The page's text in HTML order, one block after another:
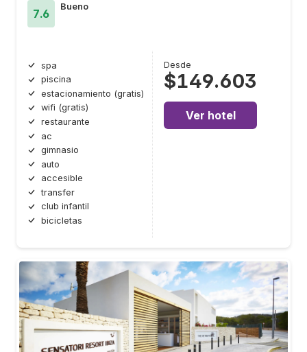
7.6
Bueno
spa
piscina
estacionamiento (gratis)
wifi (gratis)
restaurante
ac
gimnasio
auto
accesible
transfer
club infantil
bicicletas
Desde
$149.603
Ver hotel